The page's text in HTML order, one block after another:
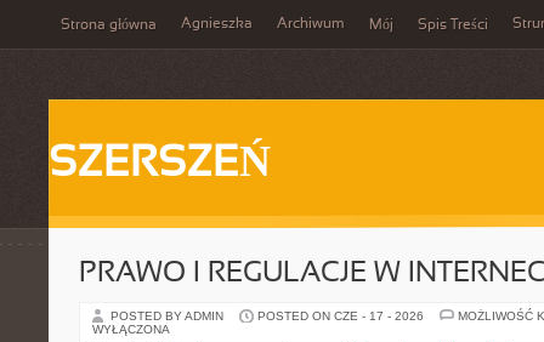
Strona główna Agnieszka Archiwum Mój Spis Treści
SZERSZEŃ
PRAWO I REGULACJE W
POSTED BY ADMIN POSTED ON CZE - 17 - 2026
MOŻLIWOŚĆ
WYŁĄCZONA